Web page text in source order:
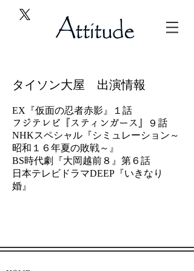
タイソン大屋 出演情報
EX『仮面の忍者赤影』１話
​フジテレビ『スティンガース』９話
NHKスペシャル『シミュレーション～
昭和１６年夏の敗戦～』
BS時代劇『大岡越前８』第６話
日本テレビドラマDEEP『いきなり
婚』